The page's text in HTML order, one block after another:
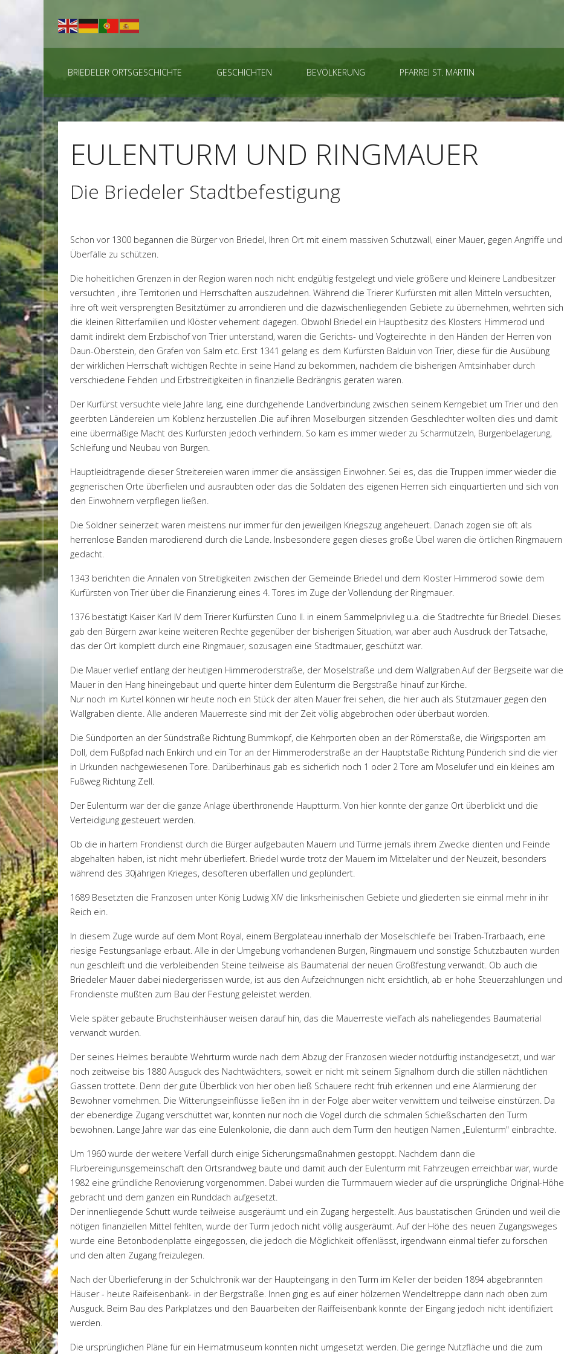
BRIEDELER ORTSGESCHICHTE GESCHICHTEN BEVÖLKERUNG PFARREI ST. MARTIN
EULENTURM UND RINGMAUER
Die Briedeler Stadtbefestigung
Schon vor 1300 begannen die Bürger von Briedel, Ihren Ort mit einem massiven Schutzwall, einer Mauer, gegen Angriffe und
Überfälle zu schützen.
Die hoheitlichen Grenzen in der Region waren noch nicht endgültig festgelegt und viele größere und kleinere Landbesitzer
versuchten , ihre Territorien und Herrschaften auszudehnen. Während die Trierer Kurfürsten mit allen Mitteln versuchten,
ihre oft weit versprengten Besitztümer zu arrondieren und die dazwischenliegenden Gebiete zu übernehmen, wehrten sich
die kleinen Ritterfamilien und Klöster vehement dagegen. Obwohl Briedel ein Hauptbesitz des Klosters Himmerod und
damit indirekt dem Erzbischof von Trier unterstand, waren die Gerichts- und Vogteirechte in den Händen der Herren von
Daun-Oberstein, den Grafen von Salm etc. Erst 1341 gelang es dem Kurfürsten Balduin von Trier, diese für die Ausübung
der wirklichen Herrschaft wichtigen Rechte in seine Hand zu bekommen, nachdem die bisherigen Amtsinhaber durch
verschiedene Fehden und Erbstreitigkeiten in finanzielle Bedrängnis geraten waren.
Der Kurfürst versuchte viele Jahre lang, eine durchgehende Landverbindung zwischen seinem Kerngebiet um Trier und den
geerbten Ländereien um Koblenz herzustellen .Die auf ihren Moselburgen sitzenden Geschlechter wollten dies und damit
eine übermäßige Macht des Kurfürsten jedoch verhindern. So kam es immer wieder zu Scharmützeln, Burgenbelagerung,
Schleifung und Neubau von Burgen.
Hauptleidtragende dieser Streitereien waren immer die ansässigen Einwohner. Sei es, das die Truppen immer wieder die
gegnerischen Orte überfielen und ausraubten oder das die Soldaten des eigenen Herren sich einquartierten und sich von
den Einwohnern verpflegen ließen.
Die Söldner seinerzeit waren meistens nur immer für den jeweiligen Kriegszug angeheuert. Danach zogen sie oft als
herrenlose Banden marodierend durch die Lande. Insbesondere gegen dieses große Übel waren die örtlichen Ringmauern
gedacht.
1343 berichten die Annalen von Streitigkeiten zwischen der Gemeinde Briedel und dem Kloster Himmerod sowie dem
Kurfürsten von Trier über die Finanzierung eines 4. Tores im Zuge der Vollendung der Ringmauer.
1376 bestätigt Kaiser Karl IV dem Trierer Kurfürsten Cuno II. in einem Sammelprivileg u.a. die Stadtrechte für Briedel. Dieses
gab den Bürgern zwar keine weiteren Rechte gegenüber der bisherigen Situation, war aber auch Ausdruck der Tatsache,
das der Ort komplett durch eine Ringmauer, sozusagen eine Stadtmauer, geschützt war.
Die Mauer verlief entlang der heutigen Himmeroderstraße, der Moselstraße und dem Wallgraben.Auf der Bergseite war die
Mauer in den Hang hineingebaut und querte hinter dem Eulenturm die Bergstraße hinauf zur Kirche.
Nur noch im Kurtel können wir heute noch ein Stück der alten Mauer frei sehen, die hier auch als Stützmauer gegen den
Wallgraben diente. Alle anderen Mauerreste sind mit der Zeit völlig abgebrochen oder überbaut worden.
Die Sündporten an der Sündstraße Richtung Bummkopf, die Kehrporten oben an der Römerstaße, die Wirigsporten am
Doll, dem Fußpfad nach Enkirch und ein Tor an der Himmeroderstraße an der Hauptstaße Richtung Pünderich sind die vier
in Urkunden nachgewiesenen Tore. Darüberhinaus gab es sicherlich noch 1 oder 2 Tore am Moselufer und ein kleines am
Fußweg Richtung Zell.
Der Eulenturm war der die ganze Anlage überthronende Hauptturm. Von hier konnte der ganze Ort überblickt und die
Verteidigung gesteuert werden.
Ob die in hartem Frondienst durch die Bürger aufgebauten Mauern und Türme jemals ihrem Zwecke dienten und Feinde
abgehalten haben, ist nicht mehr überliefert. Briedel wurde trotz der Mauern im Mittelalter und der Neuzeit, besonders
während des 30jährigen Krieges, desöfteren überfallen und geplündert.
1689 Besetzten die Franzosen unter König Ludwig XIV die linksrheinischen Gebiete und gliederten sie einmal mehr in ihr
Reich ein.
In diesem Zuge wurde auf dem Mont Royal, einem Bergplateau innerhalb der Moselschleife bei Traben-Trarbaach, eine
riesige Festungsanlage erbaut. Alle in der Umgebung vorhandenen Burgen, Ringmauern und sonstige Schutzbauten wurden
nun geschleift und die verbleibenden Steine teilweise als Baumaterial der neuen Großfestung verwandt. Ob auch die
Briedeler Mauer dabei niedergerissen wurde, ist aus den Aufzeichnungen nicht ersichtlich, ab er hohe Steuerzahlungen und
Frondienste mußten zum Bau der Festung geleistet werden.
Viele später gebaute Bruchsteinhäuser weisen darauf hin, das die Mauerreste vielfach als naheliegendes Baumaterial
verwandt wurden.
Der seines Helmes beraubte Wehrturm wurde nach dem Abzug der Franzosen wieder notdürftig instandgesetzt, und war
noch zeitweise bis 1880 Ausguck des Nachtwächters, soweit er nicht mit seinem Signalhorn durch die stillen nächtlichen
Gassen trottete. Denn der gute Überblick von hier oben ließ Schauere recht früh erkennen und eine Alarmierung der
Bewohner vornehmen. Die Witterungseinflüsse ließen ihn in der Folge aber weiter verwittern und teilweise einstürzen. Da
der ebenerdige Zugang verschüttet war, konnten nur noch die Vögel durch die schmalen Schießscharten den Turm
bewohnen. Lange Jahre war das eine Eulenkolonie, die dann auch dem Turm den heutigen Namen „Eulenturm" einbrachte.
Um 1960 wurde der weitere Verfall durch einige Sicherungsmaßnahmen gestoppt. Nachdem dann die
Flurbereinigunsgemeinschaft den Ortsrandweg baute und damit auch der Eulenturm mit Fahrzeugen erreichbar war, wurde
1982 eine gründliche Renovierung vorgenommen. Dabei wurden die Turmmauern wieder auf die ursprüngliche Original-Höhe
gebracht und dem ganzen ein Runddach aufgesetzt.
Der innenliegende Schutt wurde teilweise ausgeräumt und ein Zugang hergestellt. Aus baustatischen Gründen und weil die
nötigen finanziellen Mittel fehlten, wurde der Turm jedoch nicht völlig ausgeräumt. Auf der Höhe des neuen Zugangsweges
wurde eine Betonbodenplatte eingegossen, die jedoch die Möglichkeit offenlässt, irgendwann einmal tiefer zu forschen
und den alten Zugang freizulegen.
Nach der Überlieferung in der Schulchronik war der Haupteingang in den Turm im Keller der beiden 1894 abgebrannten
Häuser - heute Raifeisenbank- in der Bergstraße. Innen ging es auf einer hölzernen Wendeltreppe dann nach oben zum
Ausguck. Beim Bau des Parkplatzes und den Bauarbeiten der Raiffeisenbank konnte der Eingang jedoch nicht identifiziert
werden.
Die ursprünglichen Pläne für ein Heimatmuseum konnten nicht umgesetzt werden. Die geringe Nutzfläche und die zum